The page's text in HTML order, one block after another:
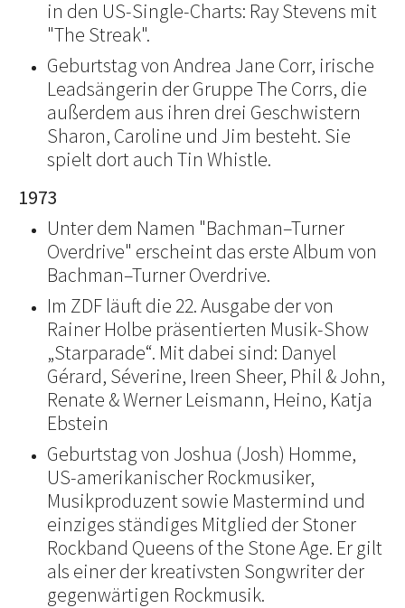
in den US-Single-Charts: Ray Stevens mit
"The Streak".
Geburtstag von Andrea Jane Corr, irische
Leadsängerin der Gruppe The Corrs, die
außerdem aus ihren drei Geschwistern
Sharon, Caroline und Jim besteht. Sie
spielt dort auch Tin Whistle.
1973
Unter dem Namen "Bachman–Turner
Overdrive" erscheint das erste Album von
Bachman–Turner Overdrive.
Im ZDF läuft die 22. Ausgabe der von
Rainer Holbe präsentierten Musik-Show
„Starparade“. Mit dabei sind: Danyel
Gérard, Séverine, Ireen Sheer, Phil & John,
Renate & Werner Leismann, Heino, Katja
Ebstein
Geburtstag von Joshua (Josh) Homme,
US-amerikanischer Rockmusiker,
Musikproduzent sowie Mastermind und
einziges ständiges Mitglied der Stoner
Rockband Queens of the Stone Age. Er gilt
als einer der kreativsten Songwriter der
gegenwärtigen Rockmusik.